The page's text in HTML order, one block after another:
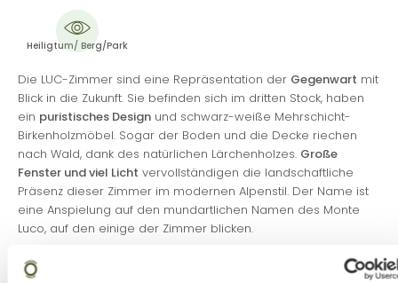
Heiligtum/ Berg/Park
Die LUC-Zimmer sind eine Repräsentation der Gegenwart mit
Blick in die Zukunft. Sie befinden sich im dritten Stock, haben
ein puristisches Design und schwarz-weiße Mehrschicht-
Birkenholzmöbel. Sogar der Boden und die Decke riechen
nach Wald, dank des natürlichen Lärchenholzes. Große
Fenster und viel Licht vervollständigen die landschaftliche
Präsenz dieser Zimmer im modernen Alpenstil. Der Name ist
eine Anspielung auf den mundartlichen Namen des Monte
Luco, auf den einige der Zimmer blicken.